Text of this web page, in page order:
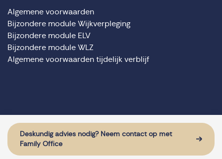
Deskundig advies nodig? Neem contact op met
Family Office
Algemene voorwaarden
Bijzondere module Wijkverpleging
Bijzondere module ELV
Bijzondere module WLZ
Algemene voorwaarden tijdelijk verblijf
Website door: Sturdy Digital